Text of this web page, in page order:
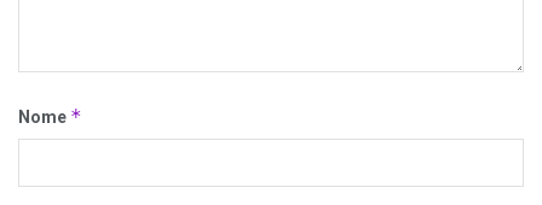
Nome *